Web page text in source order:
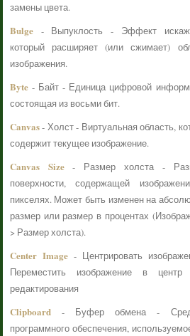
замены цвета.
Bulge- Выпуклость - Эффект
который расширяет (или сжимает)
изображения.
Byte- Байт - Единица цифровой
состоящая из восьми бит.
Canvas- Холст - Виртуальная область,
содержит текущее изображение.
Canvas Size- Размер холста -
поверхности, содержащей
пикселях. Может быть изменен на
размер или размер в процентах
> Размер холста).
Center Image- Центрировать
Переместить изображение в центр
редактирования
Clipboard- Буфер обмена -
программного обеспечения,